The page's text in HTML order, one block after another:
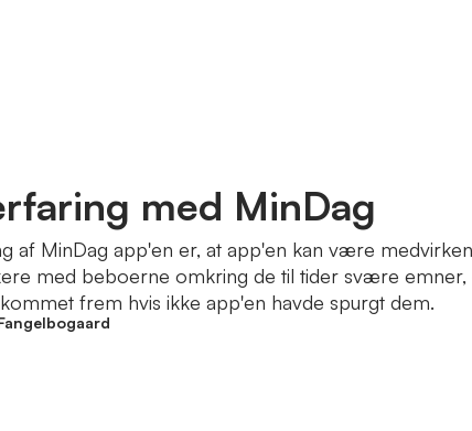
med MinDag
af MinDag app'en er, at app'en kan være
med beboerne omkring de til tider svære emner,
frem hvis ikke app'en havde spurgt dem.